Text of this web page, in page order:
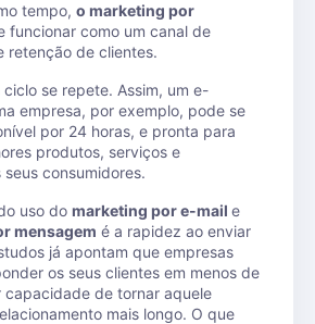
tempo, o marketing por
funcionar como um canal de
retenção de clientes.
se repete. Assim, um e-
empresa, por exemplo, pode se
por 24 horas, e pronta para
produtos, serviços e
consumidores.
uso do marketing por e-mail e
mensagem é a rapidez ao enviar
já apontam que empresas
os seus clientes em menos de
capacidade de tornar aquele
mais longo. O que